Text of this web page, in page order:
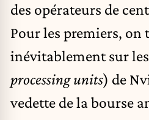
des opérateurs de
Pour les premiers, on
inévitablement sur
processing units) de
vedette de la bourse